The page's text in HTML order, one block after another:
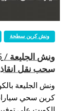
ونش كرين سطحة
سحب نقل
ونش الجليعة
كرين سحي